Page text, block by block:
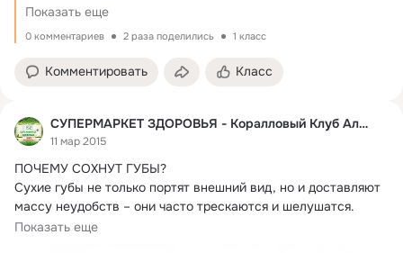
обязательно. Что делать, чтобы вернуть мягкость губам
Показать еще
0 комментариев 2 раза поделились 1 класс
Комментировать Класс
СУПЕРМАРКЕТ ЗДОРОВЬЯ - Коралловый Клуб Алматы
11 мар 2015
ПОЧЕМУ СОХНУТ ГУБЫ?
Сухие губы не только портят внешний вид, но и доставляют
массу неудобств – они часто трескаются и шелушатся.
Поэтому...
Показать еще